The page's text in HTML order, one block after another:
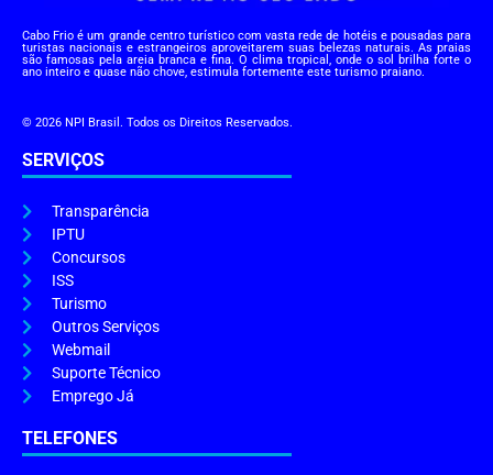
Cabo Frio é um grande centro turístico com vasta rede de hotéis e pousadas para
turistas nacionais e estrangeiros aproveitarem suas belezas naturais. As praias
são famosas pela areia branca e fina. O clima tropical, onde o sol brilha forte o
ano inteiro e quase não chove, estimula fortemente este turismo praiano.
© 2026 NPI Brasil. Todos os Direitos Reservados.
SERVIÇOS
Transparência
IPTU
Concursos
ISS
Turismo
Outros Serviços
Webmail
Suporte Técnico
Emprego Já
TELEFONES